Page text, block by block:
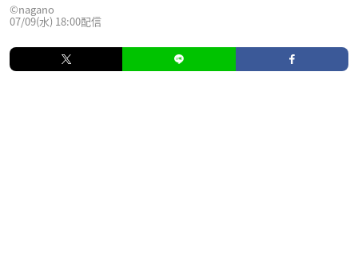
©nagano
07/09(水) 18:00配信